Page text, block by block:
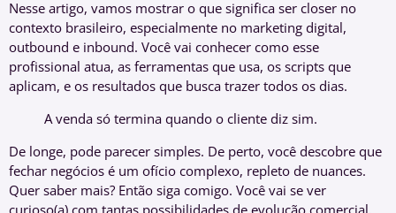
Nesse artigo, vamos mostrar o que significa ser closer no
contexto brasileiro, especialmente no marketing digital,
outbound e inbound. Você vai conhecer como esse
profissional atua, as ferramentas que usa, os scripts que
aplicam, e os resultados que busca trazer todos os dias.
A venda só termina quando o cliente diz sim.
De longe, pode parecer simples. De perto, você descobre que
fechar negócios é um ofício complexo, repleto de nuances.
Quer saber mais? Então siga comigo. Você vai se ver